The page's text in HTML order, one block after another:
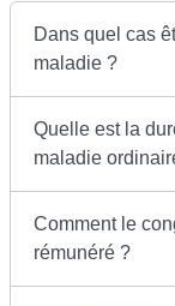
Dans quel cas
maladie ?
Quelle est la
maladie
Comment le
rémunéré ?